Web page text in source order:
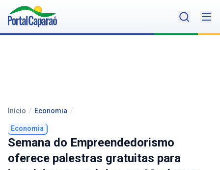
Início / Economia /
Economia
Semana do Empreendedorismo
oferece palestras gratuitas para